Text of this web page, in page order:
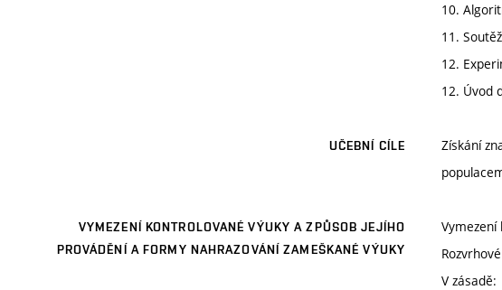
10.
11.
12.
12. Úvod
UČEBNÍ CÍLE
Získání
VYMEZENÍ KONTROLOVANÉ VÝUKY A ZPŮSOB JEJÍHO
PROVÁDĚNÍ A FORMY NAHRAZOVÁNÍ ZAMEŠKANÉ VÝUKY
V zásadě: